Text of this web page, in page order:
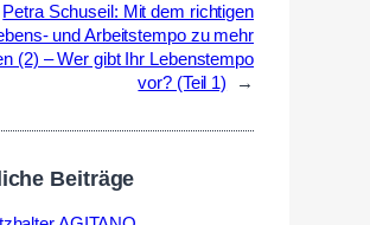
Petra Schuseil: Mit dem richtigen
und Arbeitstempo zu mehr
(2) – Wer gibt Ihr Lebenstempo
vor? (Teil 1)
→
Beiträge